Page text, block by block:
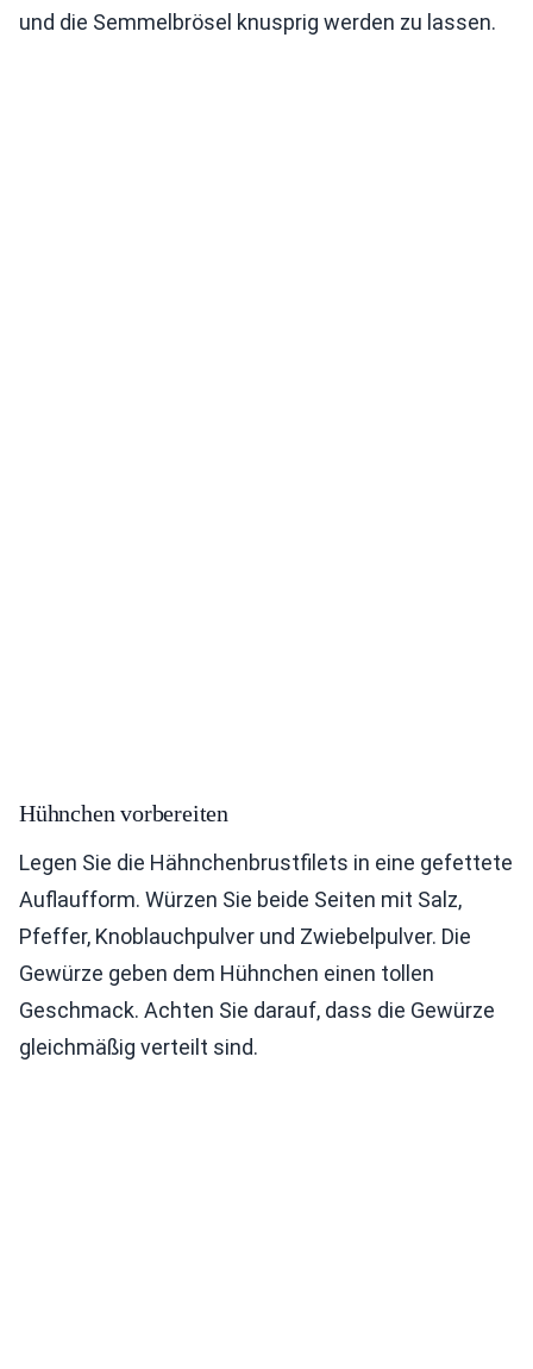
und die Semmelbrösel knusprig werden zu lassen.
Hühnchen vorbereiten
Legen Sie die Hähnchenbrustfilets in eine gefettete
Auflaufform. Würzen Sie beide Seiten mit Salz,
Pfeffer, Knoblauchpulver und Zwiebelpulver. Die
Gewürze geben dem Hühnchen einen tollen
Geschmack. Achten Sie darauf, dass die Gewürze
gleichmäßig verteilt sind.